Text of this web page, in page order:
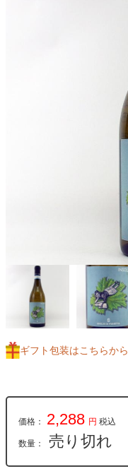
ギフト包装はこちらから
価格： 2,288 円 税込
数量： 売り切れ